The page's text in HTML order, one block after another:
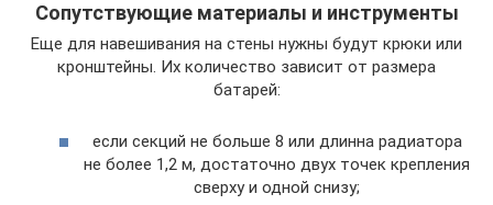
Сопутствующие материалы и инструменты
Еще для навешивания на стены нужны будут крюки или
кронштейны. Их количество зависит от размера
батарей:
если секций не больше 8 или длинна радиатора
не более 1,2 м, достаточно двух точек крепления
сверху и одной снизу;